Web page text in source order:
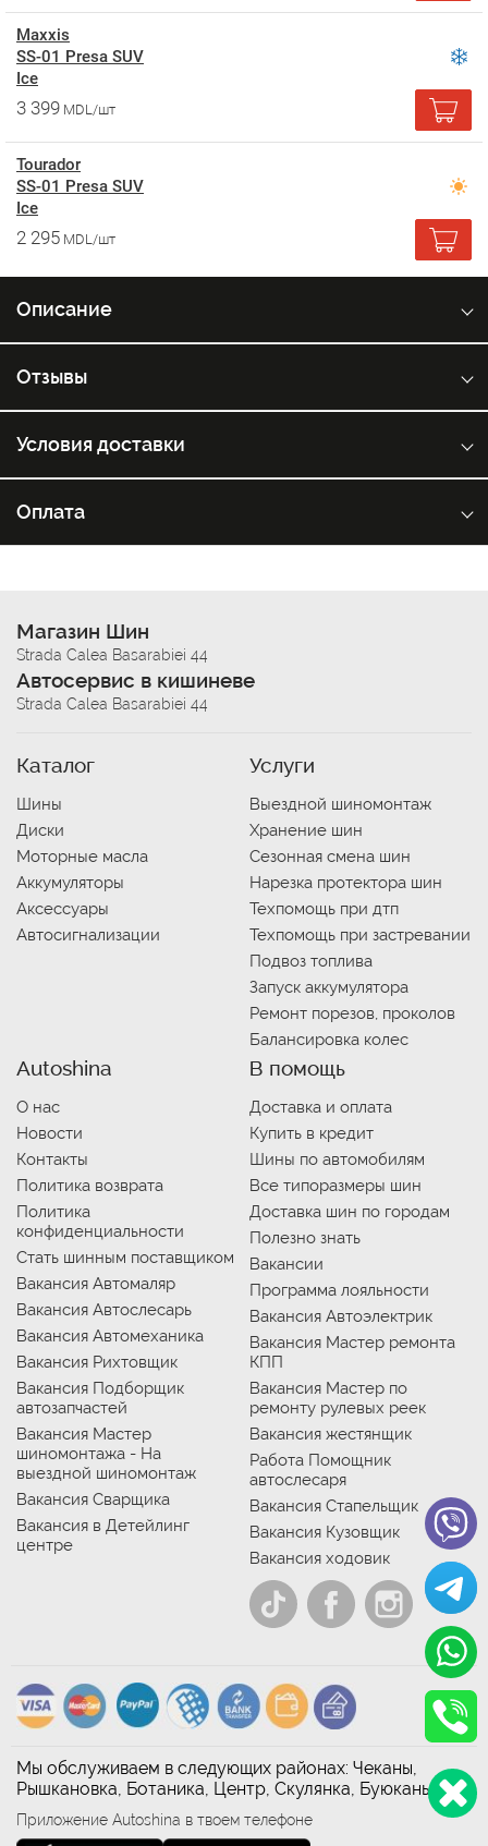
Maxxis
SS-01 Presa SUV
Ice
3 399 MDL/шт
Tourador
SS-01 Presa SUV
Ice
2 295 MDL/шт
Описание
Отзывы
Условия доставки
Оплата
Магазин Шин
Strada Calea Basarabiei 44
Автосервис в кишиневе
Strada Calea Basarabiei 44
Каталог
Шины
Диски
Моторные масла
Аккумуляторы
Аксессуары
Автосигнализации
Услуги
Выездной шиномонтаж
Хранение шин
Сезонная смена шин
Нарезка протектора шин
Техпомощь при дтп
Техпомощь при застревании
Подвоз топлива
Запуск аккумулятора
Ремонт порезов, проколов
Балансировка колес
Autoshina
О нас
Новости
Контакты
Политика возврата
Политика
конфиденциальности
Стать шинным поставщиком
Вакансия Автомаляр
Вакансия Автослесарь
Вакансия Автомеханика
Вакансия Рихтовщик
Вакансия Подборщик
автозапчастей
Вакансия Мастер
шиномонтажа - На
выездной шиномонтаж
Вакансия Сварщика
Вакансия в Детейлинг
центре
В помощь
Доставка и оплата
Купить в кредит
Шины по автомобилям
Все типоразмеры шин
Доставка шин по городам
Полезно знать
Вакансии
Программа лояльности
Вакансия Автоэлектрик
Вакансия Мастер ремонта
КПП
Вакансия Мастер по
ремонту рулевых реек
Вакансия жестянщик
Работа Помощник
автослесаря
Вакансия Стапельщик
Вакансия Кузовщик
Вакансия ходовик
Мы обслуживаем в следующих районах: Чеканы,
Рышкановка, Ботаника, Центр, Скулянка, Буюканы
Приложение Autoshina в твоем телефоне